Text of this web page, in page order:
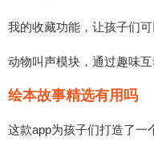
我的收藏功能，让孩子们
动物叫声模块，通过趣味
绘本故事精选有用吗
这款app为孩子们打造了一